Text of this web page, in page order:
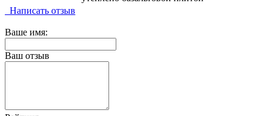
Написать отзыв
Ваше имя:
Ваш отзыв